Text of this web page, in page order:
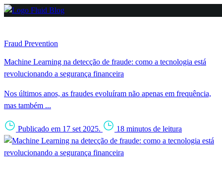
Fraud Prevention
Machine Learning na detecção de fraude: como a tecnologia está
revolucionando a segurança financeira
Nos últimos anos, as fraudes evoluíram não apenas em frequência,
mas também ...
Publicado em 17 set 2025. 18 minutos de leitura